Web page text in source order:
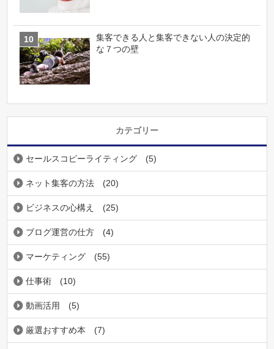
集客できる人と集客できない人の決定的
な７つの壁
カテゴリー
セールスコピーライティング (5)
ネット集客の方法 (20)
ビジネスの心構え (25)
ブログ運営の仕方 (4)
マーケティング (55)
仕事術 (10)
動画活用 (5)
厳選おすすめ本 (7)